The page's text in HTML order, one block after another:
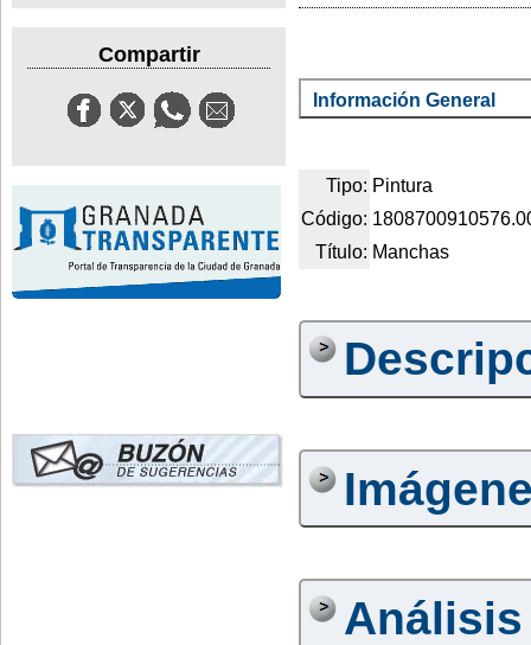
Compartir
Información General
Tipo: Pintura
Código:
Título: Manchas